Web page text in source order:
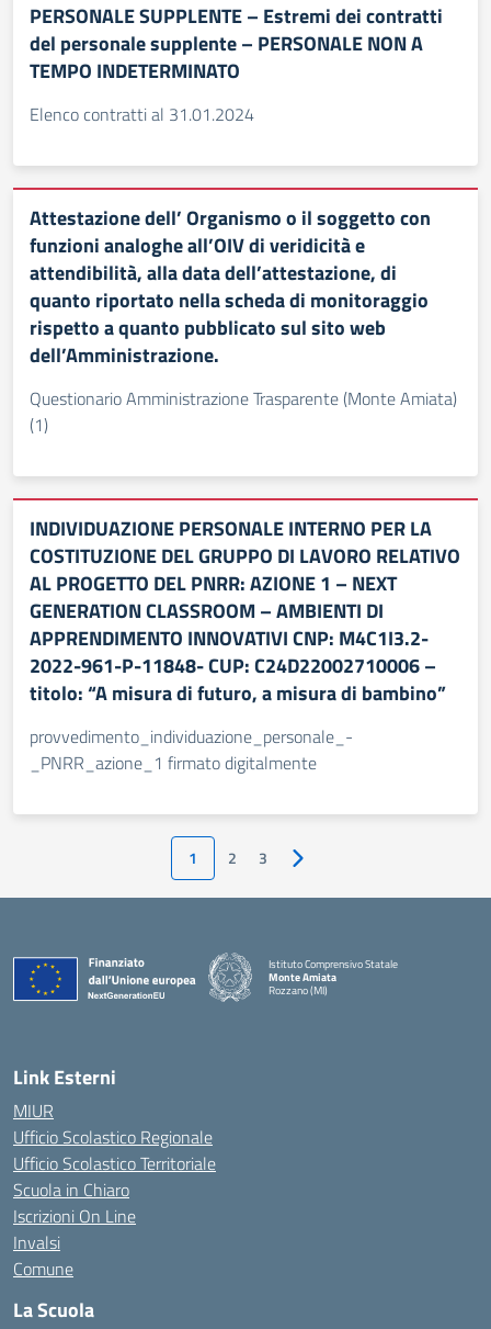
PERSONALE SUPPLENTE – Estremi dei contratti
del personale supplente – PERSONALE NON A
TEMPO INDETERMINATO
Elenco contratti al 31.01.2024
Attestazione dell’ Organismo o il soggetto con
funzioni analoghe all’OIV di veridicità e
attendibilità, alla data dell’attestazione, di
quanto riportato nella scheda di monitoraggio
rispetto a quanto pubblicato sul sito web
dell’Amministrazione.
Questionario Amministrazione Trasparente (Monte Amiata)
(1)
INDIVIDUAZIONE PERSONALE INTERNO PER LA
COSTITUZIONE DEL GRUPPO DI LAVORO RELATIVO
AL PROGETTO DEL PNRR: AZIONE 1 – NEXT
GENERATION CLASSROOM – AMBIENTI DI
APPRENDIMENTO INNOVATIVI CNP: M4C1I3.2-
2022-961-P-11848- CUP: C24D22002710006 –
titolo: “A misura di futuro, a misura di bambino”
provvedimento_individuazione_personale_-
_PNRR_azione_1 firmato digitalmente
1 2 3 Pagina successiva
Istituto Comprensivo Statale
Monte Amiata
Rozzano (MI)
Link Esterni
MIUR
Ufficio Scolastico Regionale
Ufficio Scolastico Territoriale
Scuola in Chiaro
Iscrizioni On Line
Invalsi
Comune
La Scuola